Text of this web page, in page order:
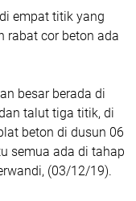
empat titik yang
rabat cor beton ada
besar berada di
talut tiga titik, di
beton di dusun 06
semua ada di tahap
(03/12/19).